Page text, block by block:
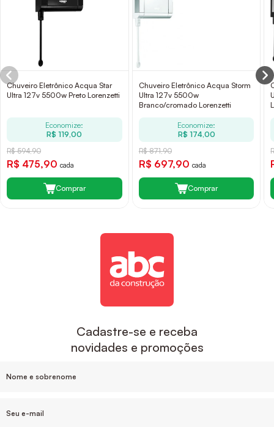
Chuveiro Eletrônico Acqua Star
Ultra 127v 5500w Preto Lorenzetti
Economize:
R$ 119,00
R$ 594,90
R$ 475,90 cada
Comprar
Chuveiro Eletrônico Acqua Storm
Ultra 127v 5500w
Branco/cromado Lorenzetti
Economize:
R$ 174,00
R$ 871,90
R$ 697,90 cada
Comprar
Cadastre-se e receba
novidades e promoções